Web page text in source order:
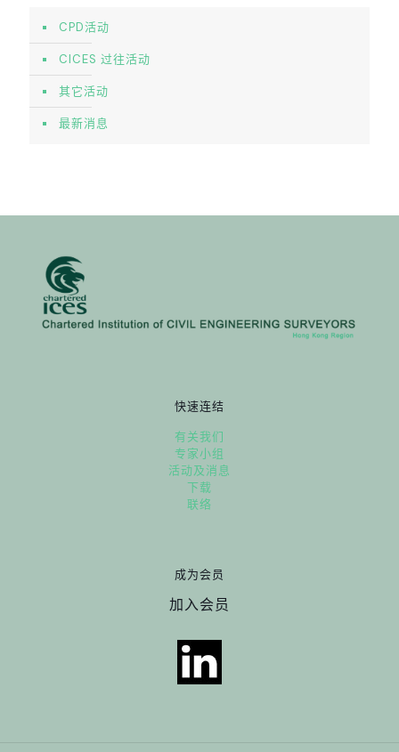
CPD活动
CICES 过往活动
其它活动
最新消息
快速连结
有关我们
专家小组
活动及消息
下载
联络
成为会员
加入会员